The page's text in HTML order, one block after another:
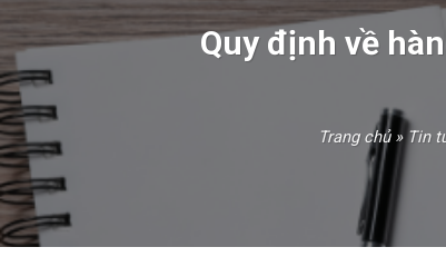
Quy định về
Trang chủ»Tin